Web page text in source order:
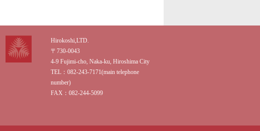
Hirokoshi,LTD.
〒730-0043
4-9 Fujimi-cho, Naka-ku, Hiroshima City
TEL：082-243-7171(main telephone
number)
FAX：082-244-5099